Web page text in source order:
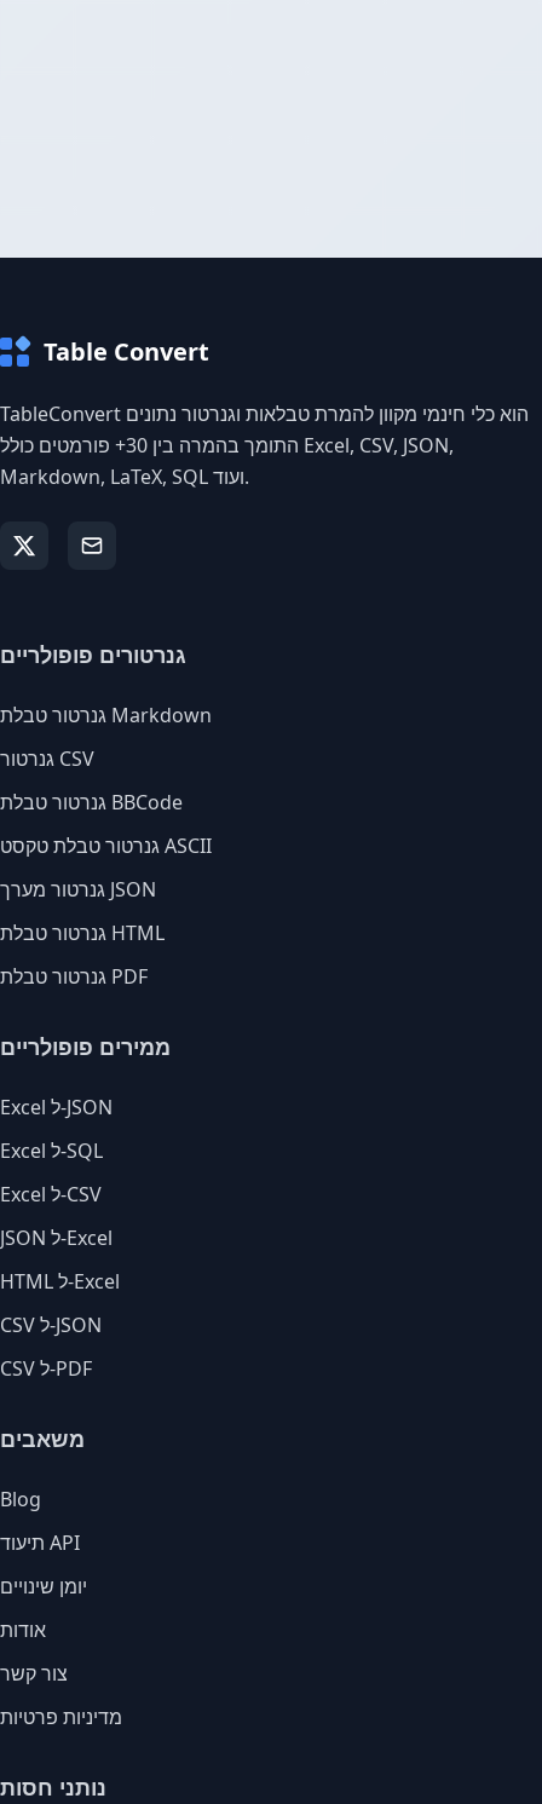
Table Convert
TableConvert הוא כלי חינמי מקוון להמרת טבלאות וגנרטור נתונים
התומך בהמרה בין 30+ פורמטים כולל Excel, CSV, JSON,
Markdown, LaTeX, SQL ועוד.
גנרטורים פופולריים
גנרטור טבלת Markdown
גנרטור CSV
גנרטור טבלת BBCode
גנרטור טבלת טקסט ASCII
גנרטור מערך JSON
גנרטור טבלת HTML
גנרטור טבלת PDF
ממירים פופולריים
Excel ל-JSON
Excel ל-SQL
Excel ל-CSV
JSON ל-Excel
HTML ל-Excel
CSV ל-JSON
CSV ל-PDF
משאבים
Blog
תיעוד API
יומן שינויים
אודות
צור קשר
מדיניות פרטיות
נותני חסות